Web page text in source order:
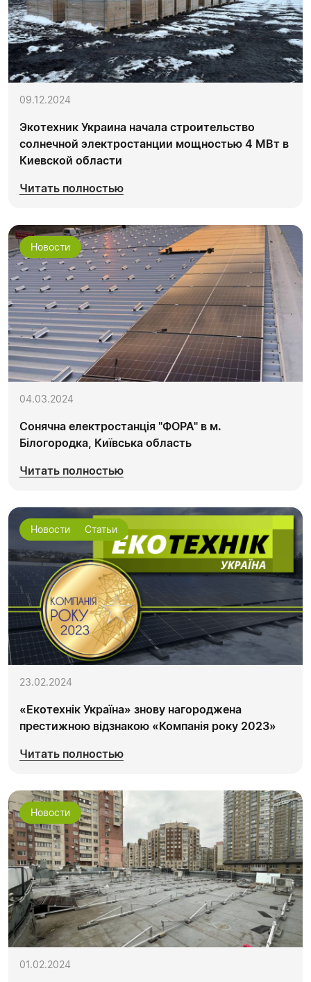
09.12.2024
Экотехник Украина начала строительство
солнечной электростанции мощностью 4 МВт в
Киевской области
Читать полностью
Новости
04.03.2024
Сонячна електростанція "ФОРА" в м.
Білогородка, Київська область
Читать полностью
Новости Статьи
23.02.2024
«Екотехнік Україна» знову нагороджена
престижною відзнакою «Компанія року 2023»
Читать полностью
Новости
01.02.2024